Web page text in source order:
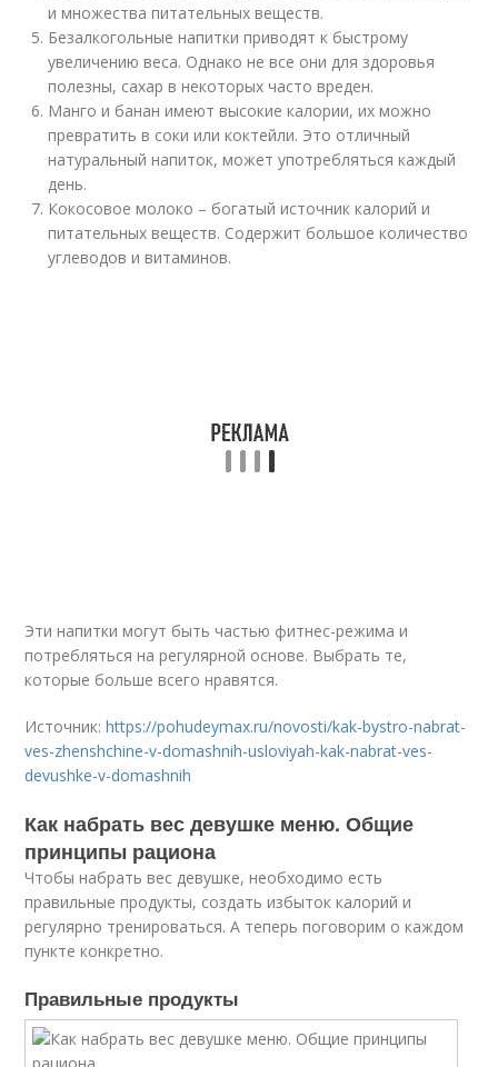
и множества питательных веществ.
Безалкогольные напитки приводят к быстрому
увеличению веса. Однако не все они для здоровья
полезны, сахар в некоторых часто вреден.
Манго и банан имеют высокие калории, их можно
превратить в соки или коктейли. Это отличный
натуральный напиток, может употребляться каждый
день.
Кокосовое молоко – богатый источник калорий и
питательных веществ. Содержит большое количество
углеводов и витаминов.
Эти напитки могут быть частью фитнес-режима и
потребляться на регулярной основе. Выбрать те,
которые больше всего нравятся.
Источник:https://pohudeymax.ru/novosti/kak-bystro-nabrat-
ves-zhenshchine-v-domashnih-usloviyah-kak-nabrat-ves-
devushke-v-domashnih
Как набрать вес девушке меню. Общие
принципы рациона
Чтобы набрать вес девушке, необходимо есть
правильные продукты, создать избыток калорий и
регулярно тренироваться. А теперь поговорим о каждом
пункте конкретно.
Правильные продукты